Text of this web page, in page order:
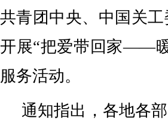
共青团中央、中国关
开展“把爱带回家——
服务活动。
通知指出，各地各